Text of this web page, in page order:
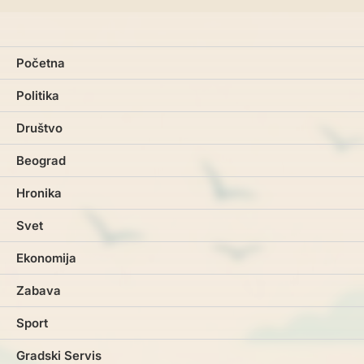
Početna
Politika
Društvo
Beograd
Hronika
Svet
Ekonomija
Zabava
Sport
Gradski Servis